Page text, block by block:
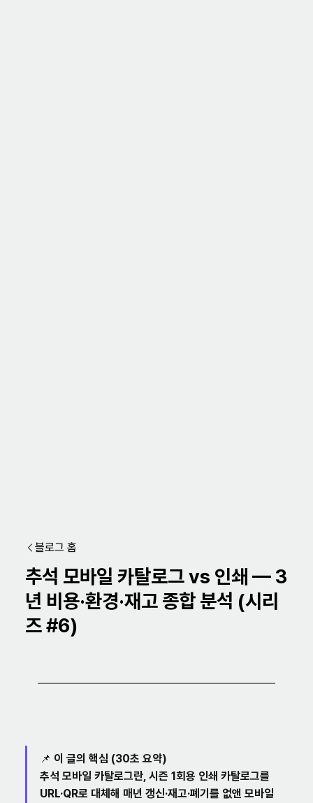
블로그 홈
추석 모바일 카탈로그 vs 인쇄 — 3
년 비용·환경·재고 종합 분석 (시리
즈 #6)
📌 이 글의 핵심 (30초 요약)
추석 모바일 카탈로그란, 시즌 1회용 인쇄 카탈로그를
URL·QR로 대체해 매년 갱신·재고·폐기를 없앤 모바일